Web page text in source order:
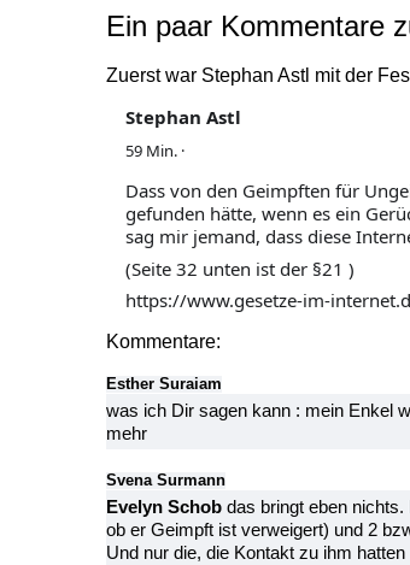
Ein paar Kommentare
Zuerst war Stephan Astl mit der
Stephan Astl
59 Min. ·
Dass von den Geimpften für
gefunden hätte, wenn es ein
sag mir jemand, dass diese
(Seite 32 unten ist der §21 )
https://www.gesetze-im-
Kommentare:
Esther Suraiam
was ich Dir sagen kann : mein Enkel
mehr
Svena Surmann
Evelyn Schob das bringt eben
ob er Geimpft ist verweigert) und 2
Und nur die, die Kontakt zu ihm hatten